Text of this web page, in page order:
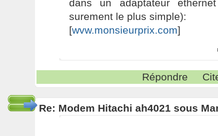
dans un adaptateur
surement le plus simple):
[wvw.monsieurprix.com]
Répondre
Re: Modem Hitachi ah4021 sous